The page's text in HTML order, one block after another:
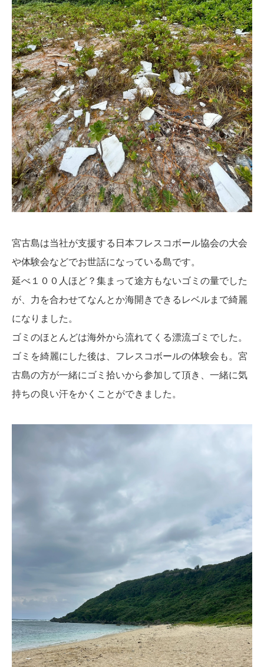
宮古島は当社が支援する日本フレスコボール協会の大会
や体験会などでお世話になっている島です。
延べ１００人ほど？集まって途方もないゴミの量でした
が、力を合わせてなんとか海開きできるレベルまで綺麗
になりました。
ゴミのほとんどは海外から流れてくる漂流ゴミでした。
ゴミを綺麗にした後は、フレスコボールの体験会も。宮
古島の方が一緒にゴミ拾いから参加して頂き、一緒に気
持ちの良い汗をかくことができました。